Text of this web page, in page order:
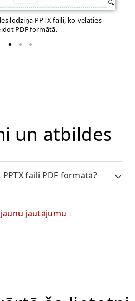
lodziņā PPTX faili, ko vēlaties
PDF formātā.
un atbildes
faili PDF formātā?
jautājumu